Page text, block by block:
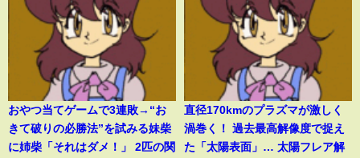
おやつ当てゲームで3連敗→“お
きて破りの必勝法”を試みる妹柴
に姉柴「それはダメ！」 2匹の関
直径170kmのプラズマが激しく
渦巻く！ 過去最高解像度で捉え
た「太陽表面」… 太陽フレア解